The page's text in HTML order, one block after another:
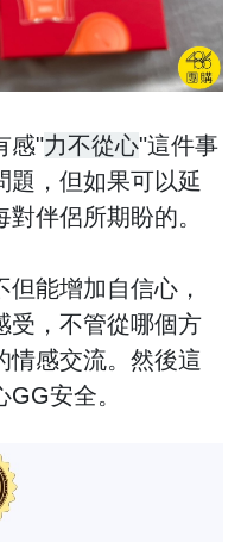
感"力不從心"這件事
題，但如果可以延
伴侶所期盼的。
能增加自信心，
受，不管從哪個方
情感交流。然後這
安全。